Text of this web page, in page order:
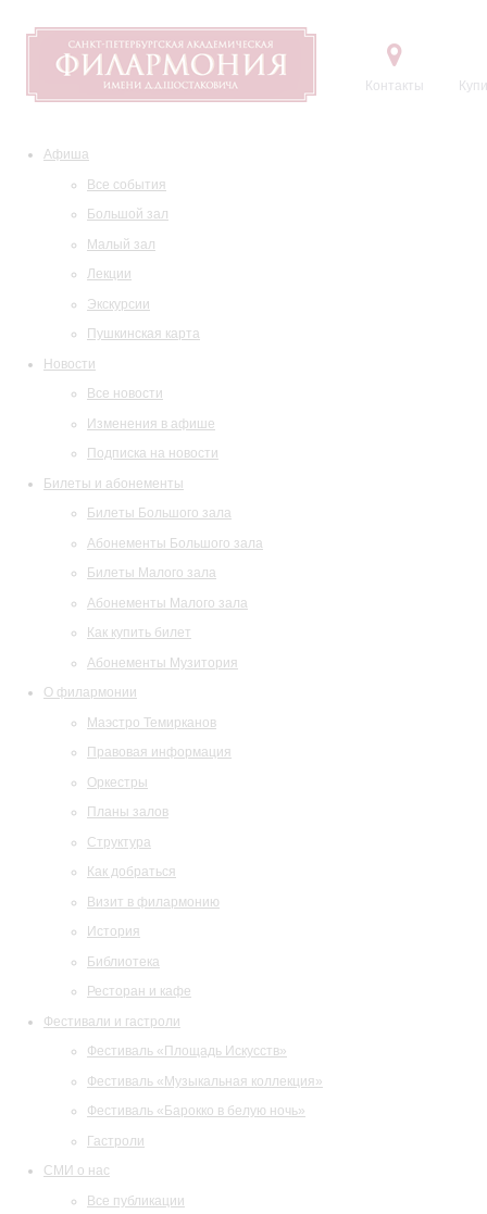
Контакты
Афиша
Все события
Большой зал
Малый зал
Лекции
Экскурсии
Пушкинская карта
Новости
Все новости
Изменения в афише
Подписка на новости
Билеты и абонементы
Билеты Большого зала
Абонементы Большого зала
Билеты Малого зала
Абонементы Малого зала
Как купить билет
Абонементы Музитория
О филармонии
Маэстро Темирканов
Правовая информация
Оркестры
Планы залов
Структура
Как добраться
Визит в филармонию
История
Библиотека
Ресторан и кафе
Фестивали и гастроли
Фестиваль «Площадь Искусств»
Фестиваль «Музыкальная коллекция»
Фестиваль «Барокко в белую ночь»
Гастроли
СМИ о нас
Все публикации